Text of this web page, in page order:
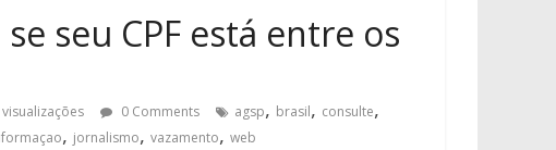
seu CPF está entre os
0 Comments agsp, brasil, consulte,
, jornalismo, vazamento, web